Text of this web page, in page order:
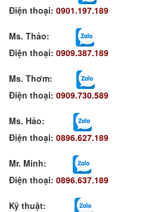
Điện thoại: 0901.197.189
Ms. Thảo:
Điện thoại: 0909.387.189
Ms. Thơm:
Điện thoại: 0909.730.589
Ms. Hảo:
Điện thoại: 0896.627.189
Mr. Minh:
Điện thoại: 0896.637.189
Kỹ thuật: